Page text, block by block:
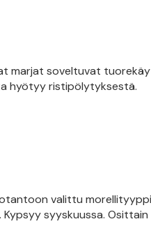
marjat soveltuvat
hyötyy ristipölytyksestä.
valittu
syyskuussa.